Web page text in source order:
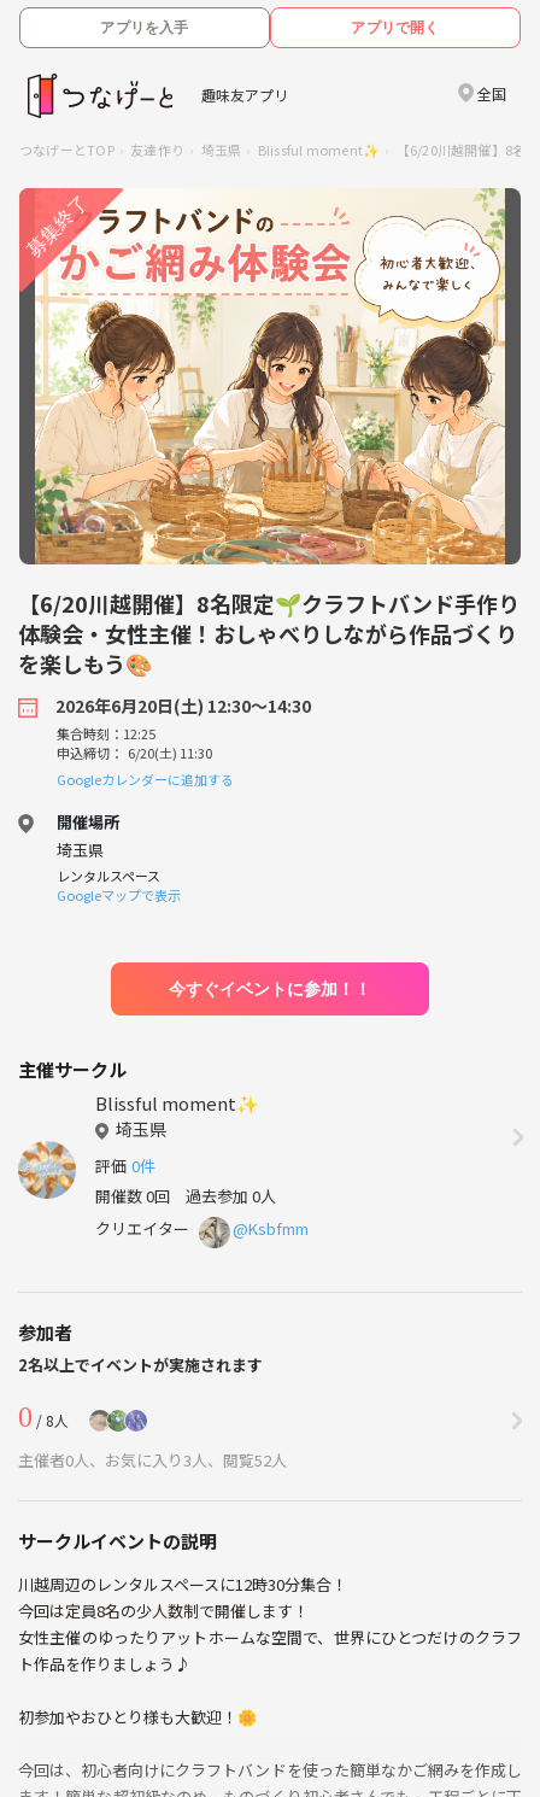
アプリを入手 アプリで開く
趣味友アプリ 全国
つなげーとTOP 友達作り 埼玉県 Blissful moment✨ 【6/20川越開催】8名
【6/20川越開催】8名限定🌱クラフトバンド手作り
体験会・女性主催！おしゃべりしながら作品づくり
を楽しもう🎨
2026年6月20日(土) 12:30〜14:30
集合時刻：12:25
申込締切： 6/20(土) 11:30
Googleカレンダーに追加する
開催場所
埼玉県
レンタルスペース
Googleマップで表示
今すぐイベントに参加！！
主催サークル
Blissful moment✨
埼玉県
評価 0件
開催数 0回 過去参加 0人
クリエイター
@Ksbfmm
参加者
2名以上でイベントが実施されます
0 / 8人
主催者0人、お気に入り3人、閲覧52人
サークルイベントの説明
川越周辺のレンタルスペースに12時30分集合！
今回は定員8名の少人数制で開催します！
女性主催のゆったりアットホームな空間で、世界にひとつだけのクラフ
ト作品を作りましょう♪
初参加やおひとり様も大歓迎！🌼
今回は、初心者向けにクラフトバンドを使った簡単なかご網みを作成し